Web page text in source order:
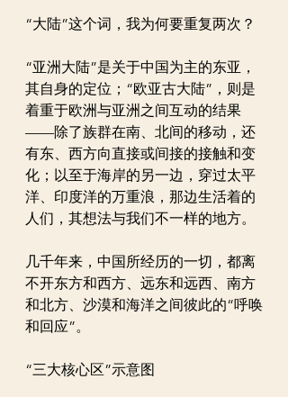
“大陆”这个词，我为何要重复两次？
“亚洲大陆”是关于中国为主的东亚，
其自身的定位；“欧亚古大陆”，则是
着重于欧洲与亚洲之间互动的结果
——除了族群在南、北间的移动，还
有东、西方向直接或间接的接触和变
化；以至于海岸的另一边，穿过太平
洋、印度洋的万重浪，那边生活着的
人们，其想法与我们不一样的地方。
几千年来，中国所经历的一切，都离
不开东方和西方、远东和远西、南方
和北方、沙漠和海洋之间彼此的“呼唤
和回应”。
“三大核心区”示意图